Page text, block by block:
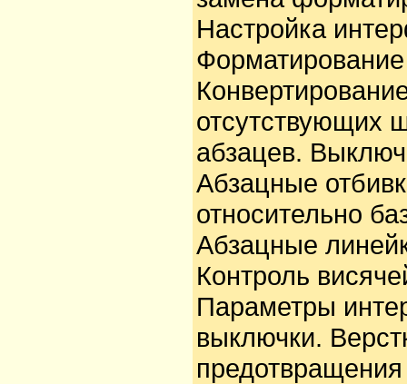
Настройка
отсутствующих
абзацев.
Абзацные
относительно
Абзацные
Контроль
Параметры
выключки.